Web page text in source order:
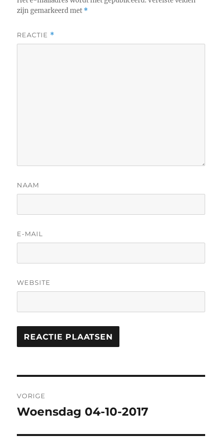
zijn gemarkeerd met *
REACTIE *
NAAM
E-MAIL
WEBSITE
VORIGE
Vorig
Woensdag 04-10-2017